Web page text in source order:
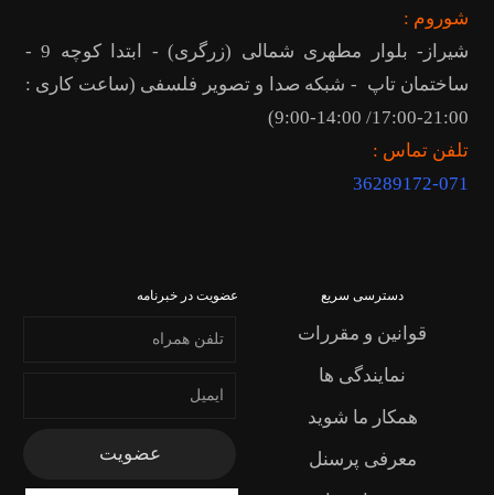
شوروم :
شیراز- بلوار مطهری شمالی (زرگری) - ابتدا کوچه 9 -
ساختمان تاپ - شبکه صدا و تصویر فلسفی (ساعت کاری :
21:00-17:00/ 14:00-9:00)
تلفن تماس :
36289172-071
دسترسی سریع
قوانین و مقررات
نمایندگی ها
همکار ما شوید
معرفی پرسنل
عضویت در خبرنامه